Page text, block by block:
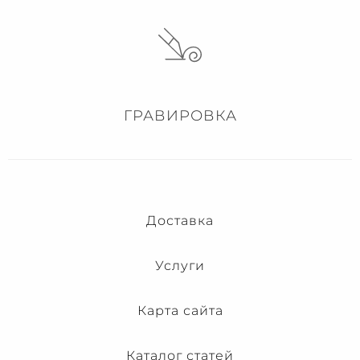
ГРАВИРОВКА
Доставка
Услуги
Карта сайта
Каталог статей